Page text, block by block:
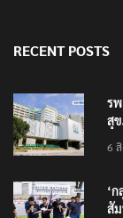
RECENT POSTS
ร
สุ
6
‘
สั